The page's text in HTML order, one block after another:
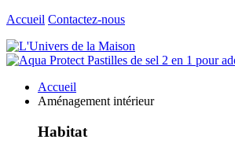
Accueil Contactez-nous
Accueil
Aménagement intérieur
Habitat